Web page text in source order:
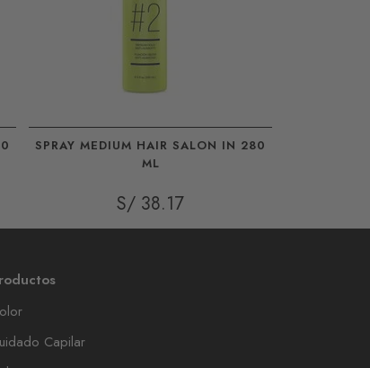
SPRAY MEDIUM HAIR SALON IN 280
ML
S/ 38.17
Capilar